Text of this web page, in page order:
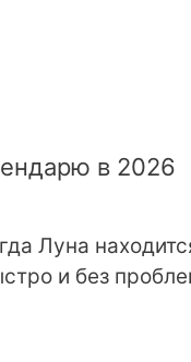
в 2026
Луна
и без